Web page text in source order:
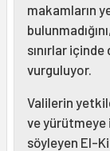
makamların
sınırlar
vurguluyor.
Valilerin
ve yürütmeye
söyleyen El-